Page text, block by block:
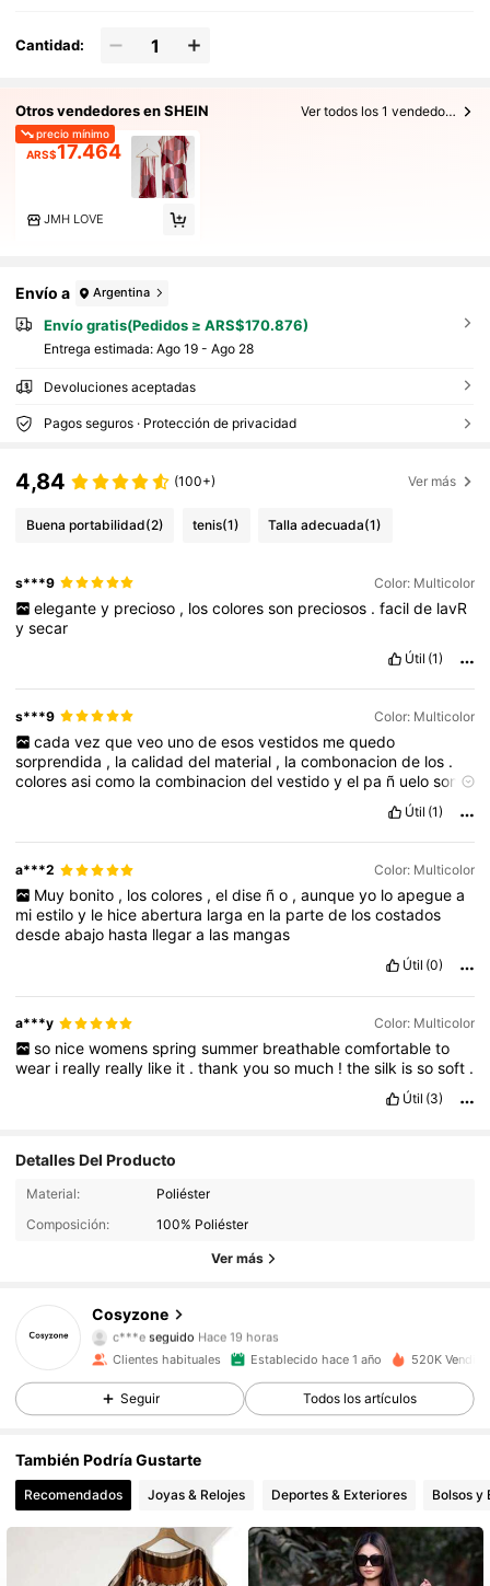
Cantidad:
Otros vendedores en SHEIN Ver todos los 1 vendedores
precio mínimo
ARS$17.464
JMH LOVE
Envío a Argentina
Envío gratis(Pedidos ≥ ARS$170.876)
Entrega estimada: Ago 19 - Ago 28
Devoluciones aceptadas
Pagos seguros · Protección de privacidad
4,84 (100+) Ver más
Buena portabilidad(2) tenis(1) Talla adecuada(1)
s***9 Color: Multicolor
elegante y precioso , los colores son preciosos . facil de lavR
ysecar
Útil (1)
s***9 Color: Multicolor
cada vez que veo uno de esos vestidos me quedo
sorprendida , lacalidaddel material , lacombonacionde los .
coloresasicomo lacombinaciondelvestidoyel pa ñ ueloson
ocasion
Útil (1)
a***2 Color: Multicolor
Muy bonito , los colores , el dise ñ o , aunque yo lo apegue a
miestiloy le hiceabertura largaen la partede loscostados
desdeabajo hasta llegara las mangas
Útil (0)
a***y Color: Multicolor
so nice womens spring summer breathable comfortable to
wear i really really like it .thankyouso much !thesilk issosoft .
Útil (3)
Detalles Del Producto
Material:
Poliéster
Composición:
100% Poliéster
Ver más
Cosyzone
4,94 70K Seguidores
c***eseguido
4,94
70K Seguidores
4,94 70K Seguidores
4,94 70K Seguidores
4,94
4,94 70K Seguidores
Clientes habituales Establecido hace 1 año 520K
Seguir Todos los artículos
También Podría Gustarte
Recomendados Joyas & Relojes Deportes & Exteriores Bolsos y